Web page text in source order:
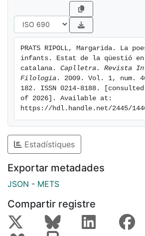
PRATS RIPOLL, Margarida. La
infants. Estat de la qüestió
catalana. Caplletra. Revista
Filologia . 2009. Vol. 1, num.
182. ISSN 0214-8188.
of 2026]. Available at:
https://hdl.handle.net/2445/
Estadístiques
Exportar metadades
JSON - METS
Compartir registre